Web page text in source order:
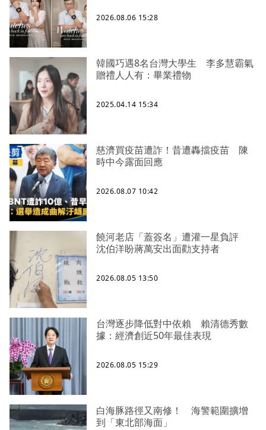
2026.08.06 15:28
韓國巧遇8名台灣大學生 李多慧霸氣
贈禮人人有：畢業禮物
2025.04.14 15:34
慈濟買疫苗遭詐！昔遭轟擋疫苗 陳
時中今露面回應
2026.08.07 10:42
饒河老店「蓋簽名」遭灌一星負評
沈伯洋盼蔣萬安出面勸支持者
2026.08.05 13:50
台灣逐步降低對中依賴 賴清德秀數
據：經濟創近50年最佳表現
2026.08.05 15:29
白海豚路徑又南修！ 海警範圍擴增
到「東北部海面」